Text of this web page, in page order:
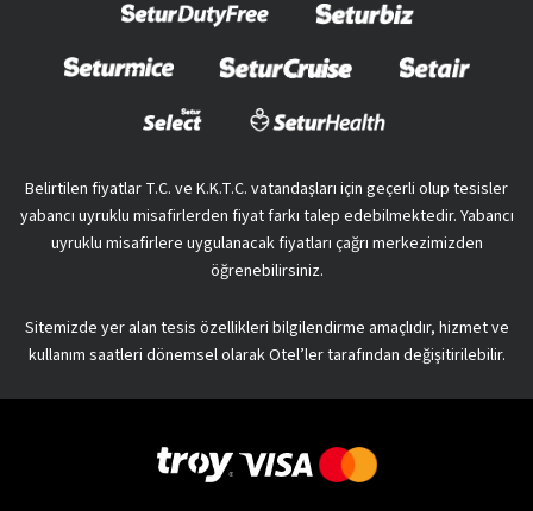
Belirtilen fiyatlar T.C. ve K.K.T.C. vatandaşları için geçerli olup tesisler
yabancı uyruklu misafirlerden fiyat farkı talep edebilmektedir. Yabancı
uyruklu misafirlere uygulanacak fiyatları çağrı merkezimizden
öğrenebilirsiniz.
Sitemizde yer alan tesis özellikleri bilgilendirme amaçlıdır, hizmet ve
kullanım saatleri dönemsel olarak Otel’ler tarafından değişitirilebilir.